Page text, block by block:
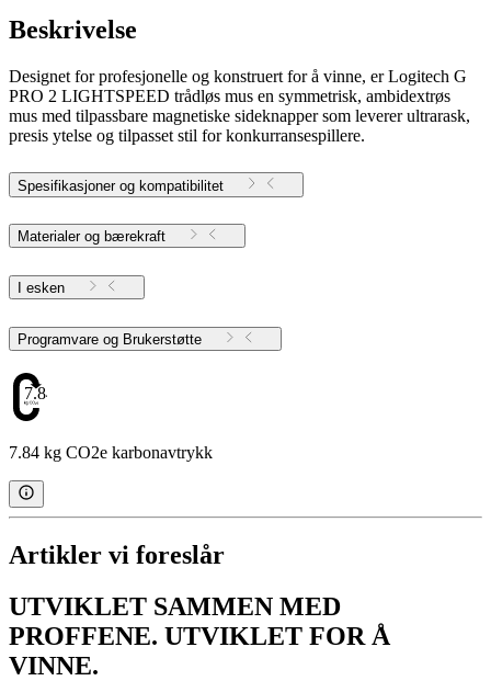
Beskrivelse
Designet for profesjonelle og konstruert for å vinne, er Logitech G
PRO 2 LIGHTSPEED trådløs mus en symmetrisk, ambidextrøs
mus med tilpassbare magnetiske sideknapper som leverer ultrarask,
presis ytelse og tilpasset stil for konkurransespillere.
Spesifikasjoner og kompatibilitet
Materialer og bærekraft
I esken
Programvare og Brukerstøtte
7.84
7.84 kg CO2e karbonavtrykk
Artikler vi foreslår
UTVIKLET SAMMEN MED
PROFFENE. UTVIKLET FOR Å
VINNE.